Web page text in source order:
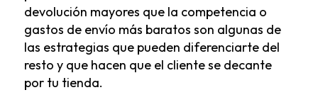
devolución mayores que la competencia o
gastos de envío más baratos son algunas de
las estrategias que pueden diferenciarte del
resto y que hacen que el cliente se decante
por tu tienda.